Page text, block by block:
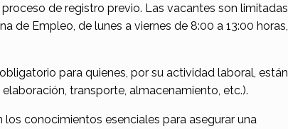
de registro previo. Las vacantes son limitadas
de Empleo, de lunes a viernes de 8:00 a 13:00 horas,
para quienes, por su actividad laboral, están
transporte, almacenamiento, etc.).
conocimientos esenciales para asegurar una